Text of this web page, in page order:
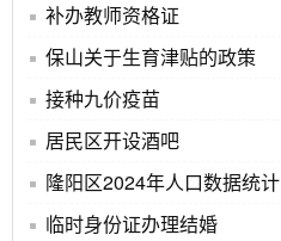
补办教师资格证
保山关于生育津贴的政策
接种九价疫苗
居民区开设酒吧
隆阳区2024年人口数据统计
临时身份证办理结婚